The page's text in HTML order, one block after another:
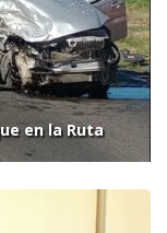
en la Ruta